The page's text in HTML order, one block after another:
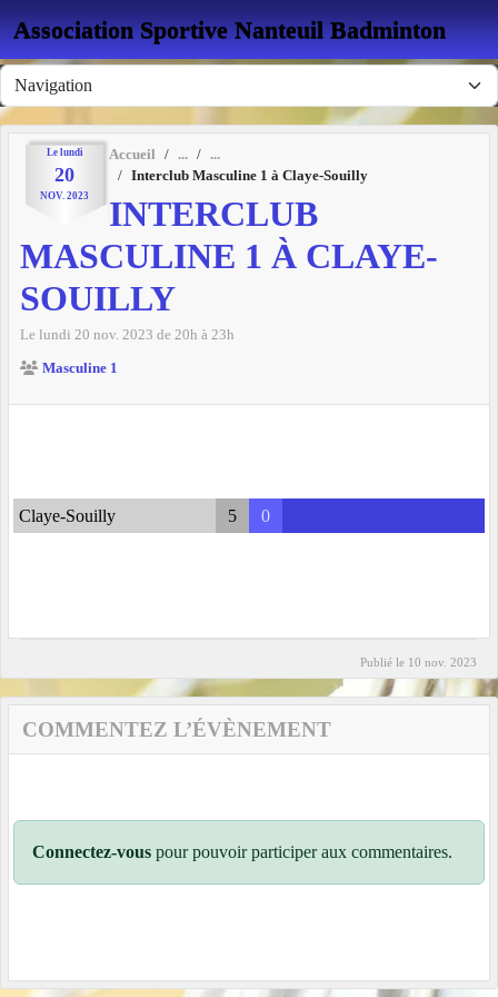
Association Sportive Nanteuil Badminton
Le lundi
20
NOV. 2023
Accueil
Interclub Masculine 1 à Claye-Souilly
INTERCLUB
MASCULINE 1 À CLAYE-
SOUILLY
Le lundi 20 nov. 2023 de 20h à 23h
Masculine 1
Claye-Souilly 5 0
Publié le 10 nov. 2023
COMMENTEZ L’ÉVÈNEMENT
Connectez-vous pour pouvoir participer aux commentaires.